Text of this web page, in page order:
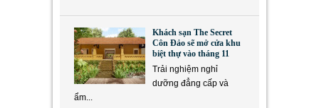
Khách sạn The Secret
Côn Đảo sẽ mở cửa khu
biệt thự vào tháng 11
Trải nghiệm nghỉ
dưỡng đẳng cấp và
ẩm...